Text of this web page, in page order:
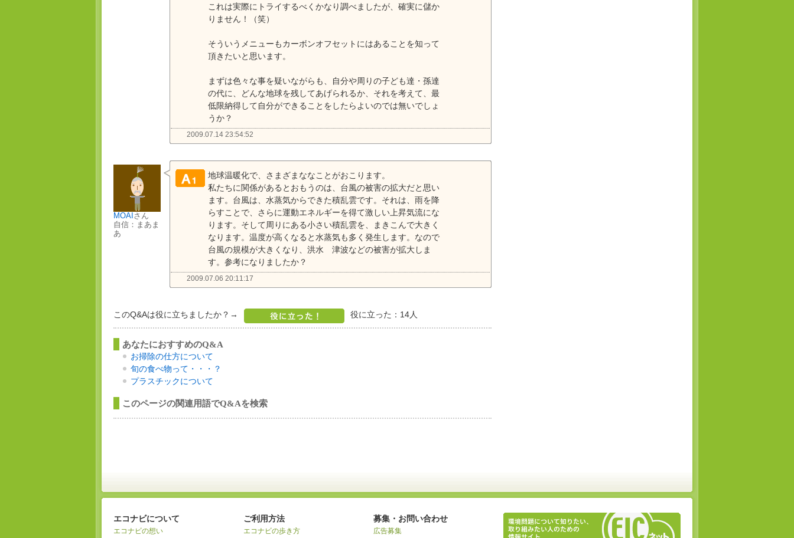
これは実際にトライするべくかなり調べましたが、確実に儲か
りません！（笑）
そういうメニューもカーボンオフセットにはあることを知って
頂きたいと思います。
まずは色々な事を疑いながらも、自分や周りの子ども達・孫達
の代に、どんな地球を残してあげられるか、それを考えて、最
低限納得して自分ができることをしたらよいのでは無いでしょ
うか？
2009.07.14 23:54:52
MOAI さん
自信：まあま
あ
地球温暖化で、さまざまななことがおこります。
私たちに関係があるとおもうのは、台風の被害の拡大だと思い
ます。台風は、水蒸気からできた積乱雲です。それは、雨を降
らすことで、さらに運動エネルギーを得て激しい上昇気流にな
ります。そして周りにある小さい積乱雲を、まきこんで大きく
なります。温度が高くなると水蒸気も多く発生します。なので
台風の規模が大きくなり、洪水 津波などの被害が拡大しま
す。参考になりましたか？
2009.07.06 20:11:17
このQ&Aは役に立ちましたか？→ 役に立った： 14人
あなたにおすすめのQ&A
お掃除の仕方について
旬の食べ物って・・・？
プラスチックについて
このページの関連用語でQ&Aを検索
エコナビについて
エコナビの想い
ご利用方法
エコナビの歩き方
募集・お問い合わせ
広告募集